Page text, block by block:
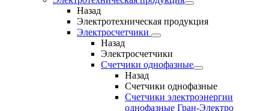
Назад
Электротехническая продукция
Электросчетчики
Назад
Электросчетчики
Счетчики однофазные
Назад
Счетчики однофазные
Счетчики электроэнергии
однофазные Гран-Электро